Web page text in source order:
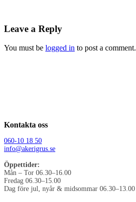
Leave a Reply
You must be logged in to post a comment.
Kontakta oss
060-10 18 50
info@akerigrus.se
Öppettider:
Mån – Tor 06.30–16.00
Fredag 06.30–15.00
Dag före jul, nyår & midsommar 06.30–13.00